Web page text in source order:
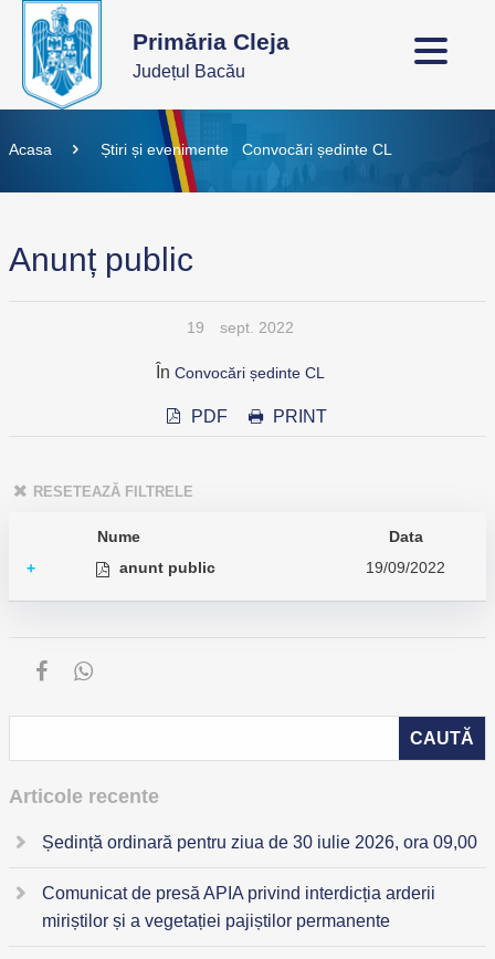
Primăria Cleja
Județul Bacău
Acasa Știri și evenimente Convocări ședinte CL
Anunț public
19 sept. 2022
În Convocări ședinte CL
PDF PRINT
RESETEAZĂ FILTRELE
Nume
Data
+
anunt public 19/09/2022
Articole recente
Ședință ordinară pentru ziua de 30 iulie 2026, ora 09,00
Comunicat de presă APIA privind interdicția arderii
miriștilor și a vegetației pajiștilor permanente